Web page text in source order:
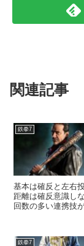
関連記事
鉄拳7
基本は確反と左右投げ抜
距離は確反意識しながらバ
回数の多い連携技が多いので 「途中でしゃ
鉄拳7